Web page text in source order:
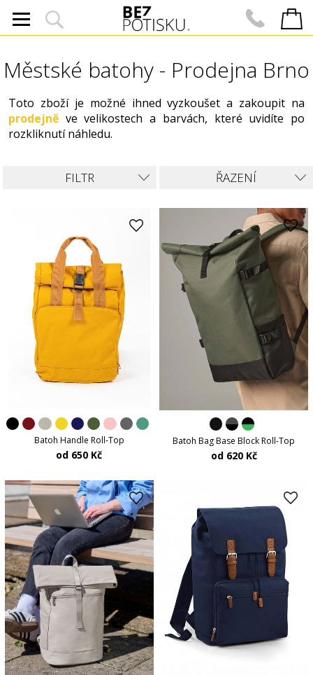
Městské batohy - Prodejna Brno
Toto zboží je možné ihned vyzkoušet a zakoupit na
prodejně ve velikostech a barvách, které uvidíte po
rozkliknutí náhledu.
ŘAZENÍ
FILTR
Batoh Handle Roll-Top
od 650 Kč
Batoh Bag Base Block Roll-Top
od 620 Kč